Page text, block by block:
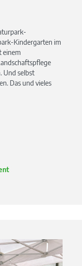
Kindergarten im
einem
Und selbst
Das und vieles